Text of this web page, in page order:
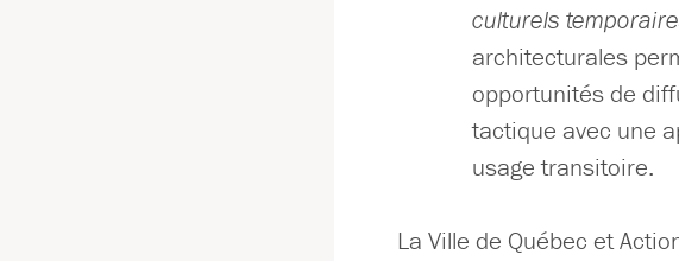
culturels
architecturales
opportunités de
tactique avec une
usage transitoire.
La Ville de Québec et